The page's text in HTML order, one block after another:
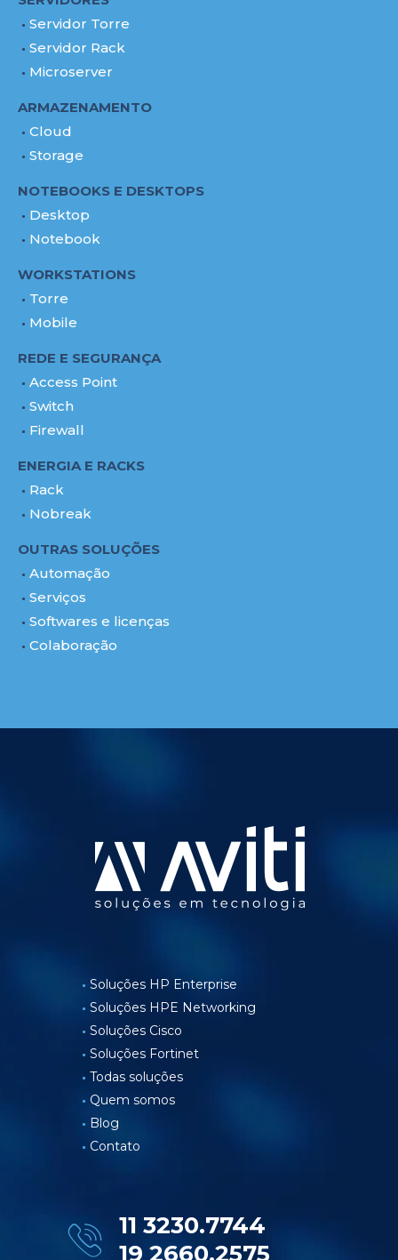
Servidor Torre
Servidor Rack
Microserver
ARMAZENAMENTO
Cloud
Storage
NOTEBOOKS E DESKTOPS
Desktop
Notebook
WORKSTATIONS
Torre
Mobile
REDE E SEGURANÇA
Access Point
Switch
Firewall
ENERGIA E RACKS
Rack
Nobreak
OUTRAS SOLUÇÕES
Automação
Serviços
Softwares e licenças
Colaboração
Soluções HP Enterprise
Soluções HPE Networking
Soluções Cisco
Soluções Fortinet
Todas soluções
Quem somos
Blog
Contato
11 3230.7744
19 2660.2575